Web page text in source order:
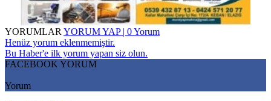
YORUMLAR YORUM YAP | 0 Yorum
Henüz yorum eklenmemiştir.
Bu Haber'e ilk yorum yapan siz olun.
FACEBOOK YORUM
Yorum